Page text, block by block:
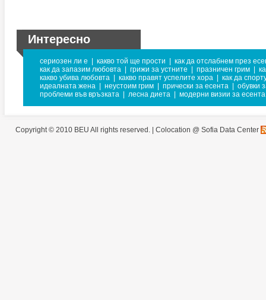
Интересно
сериозен ли е какво той ще прости
как да отслабнем през
как да запазим любовта
грижи за устните празничен грим
какво убива любовта
какво правят успелите хора
как да
идеалната жена
неустоим грим прически за есента
обувки
проблеми във връзката
лесна диета модерни визии за есента
Copyright © 2010 BEU All rights reserved. | Colocation @ Sofia Data Center